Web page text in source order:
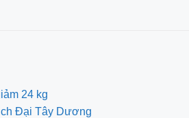
24 kg
Đại Tây Dương